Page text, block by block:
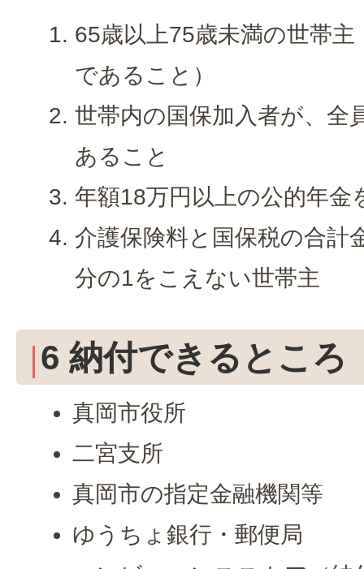
65歳以上75歳未満の世帯
であること）
世帯内の国保加入者が、全
あること
年額18万円以上の公的年金
介護保険料と国保税の合計
分の1をこえない世帯主
6 納付できるところ
真岡市役所
二宮支所
真岡市の指定金融機関等
ゆうちょ銀行・郵便局